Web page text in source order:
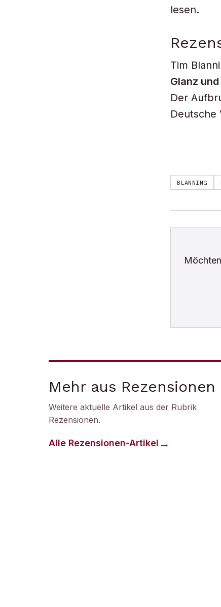
lesen.
Tim
Glanz
Der
Deutsche
BLANNING
Mehr aus Rezensionen
Weitere aktuelle Artikel aus der Rubrik
Rezensionen.
Alle Rezensionen-Artikel